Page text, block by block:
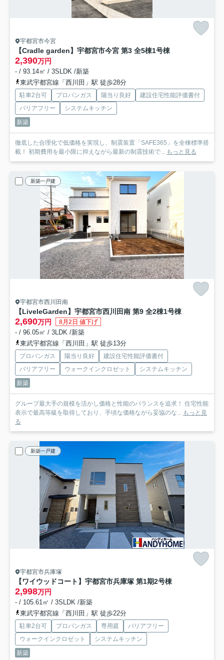
宇都宮市今宮
【Cradle garden】宇都宮市今宮 第3 全5棟1号棟
2,390万円
- / 93.14㎡ / 3SLDK /新築
東武宇都宮線「西川田」駅 徒歩28分
駐車2台可 プロパンガス 陽当り良好
建設住宅性能評価書付
バリアフリー
システムキッチン
新築
徹底した合理化で低価格を実現し、制震装置「SAFE365」を全棟標準搭
載！ 初期費用を最小限に抑えながら最新の制震技術で... もっと見る
新築一戸建
宇都宮市西川田南
【LiveleGarden】宇都宮市西川田南 第9 全2棟1号棟
2,690万円 8月2日 値下げ
- / 96.05㎡ / 3LDK /新築
東武宇都宮線「西川田」駅 徒歩13分
プロパンガス 陽当り良好
建設住宅性能評価書付
バリアフリー
ウォークインクロゼット
システムキッチン
新築
グループ最大手の規模を活かし価格と性能のバランスを追求！ 住宅性能
表示で最高等級を取得しており、手頃な価格ながら妥協のな... もっと見
る
新築一戸建
宇都宮市兵庫塚
【ワイウッドコート】宇都宮市兵庫塚 第1期2号棟
2,998万円
- / 105.61㎡ / 3SLDK /新築
東武宇都宮線「西川田」駅 徒歩22分
駐車2台可 プロパンガス 専用庭
バリアフリー
ウォークインクロゼット
システムキッチン
新築